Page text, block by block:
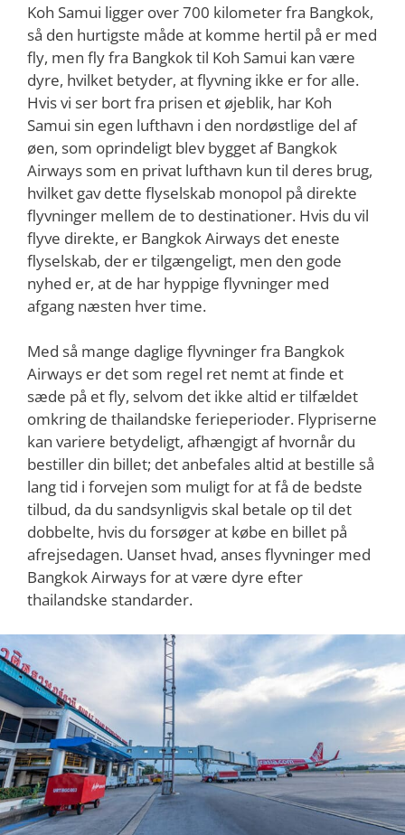
Koh Samui ligger over 700 kilometer fra Bangkok,
så den hurtigste måde at komme hertil på er med
fly, men fly fra Bangkok til Koh Samui kan være
dyre, hvilket betyder, at flyvning ikke er for alle.
Hvis vi ser bort fra prisen et øjeblik, har Koh
Samui sin egen lufthavn i den nordøstlige del af
øen, som oprindeligt blev bygget af Bangkok
Airways som en privat lufthavn kun til deres brug,
hvilket gav dette flyselskab monopol på direkte
flyvninger mellem de to destinationer. Hvis du vil
flyve direkte, er Bangkok Airways det eneste
flyselskab, der er tilgængeligt, men den gode
nyhed er, at de har hyppige flyvninger med
afgang næsten hver time.
Med så mange daglige flyvninger fra Bangkok
Airways er det som regel ret nemt at finde et
sæde på et fly, selvom det ikke altid er tilfældet
omkring de thailandske ferieperioder. Flypriserne
kan variere betydeligt, afhængigt af hvornår du
bestiller din billet; det anbefales altid at bestille så
lang tid i forvejen som muligt for at få de bedste
tilbud, da du sandsynligvis skal betale op til det
dobbelte, hvis du forsøger at købe en billet på
afrejsedagen. Uanset hvad, anses flyvninger med
Bangkok Airways for at være dyre efter
thailandske standarder.